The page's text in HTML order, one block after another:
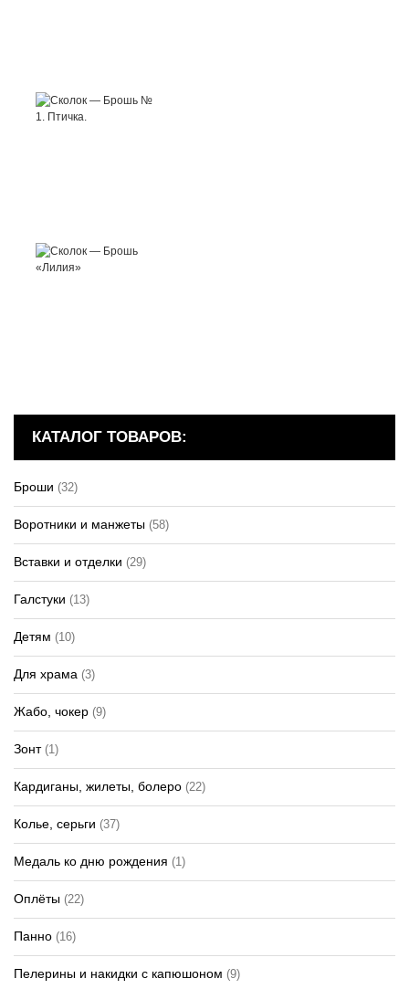
КАТАЛОГ ТОВАРОВ:
Броши (32)
Воротники и манжеты (58)
Вставки и отделки (29)
Галстуки (13)
Детям (10)
Для храма (3)
Жабо, чокер (9)
Зонт(1)
Кардиганы, жилеты, болеро (22)
Колье, серьги (37)
Медаль ко дню рождения (1)
Оплёты (22)
Панно (16)
Пелерины и накидки с капюшоном (9)